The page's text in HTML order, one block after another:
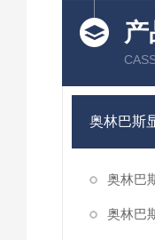
奥林巴
奥林巴